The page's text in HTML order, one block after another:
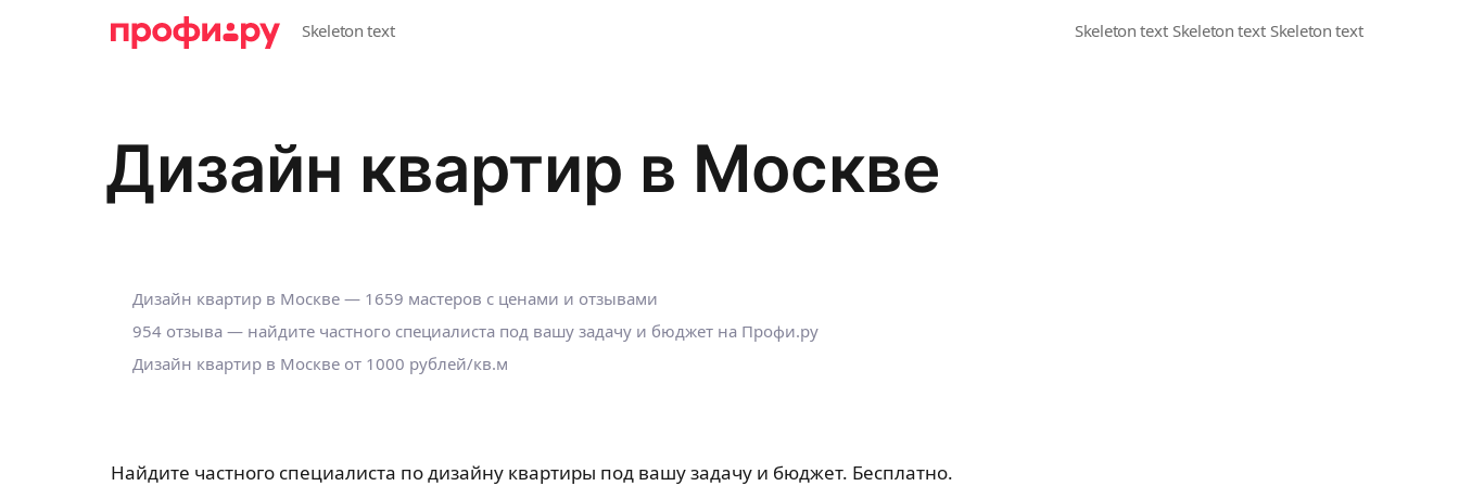
Дизайн квартир в Москве
Дизайн квартир в Москве — 1659 мастеров с ценами и отзывами
954 отзыва — найдите частного специалиста под вашу задачу и бюджет на Профи.ру
Дизайн квартир в Москве от 1000 рублей/кв.м
Найдите частного специалиста по дизайну квартиры под вашу задачу и бюджет. Бесплатно.